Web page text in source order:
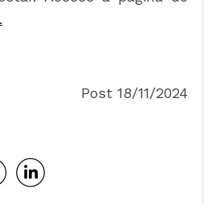
Post 18/11/2024